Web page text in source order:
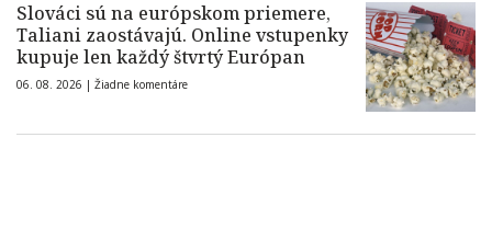
Slováci sú na európskom priemere,
Taliani zaostávajú. Online vstupenky
kupuje len každý štvrtý Európan
06. 08. 2026 | Žiadne komentáre